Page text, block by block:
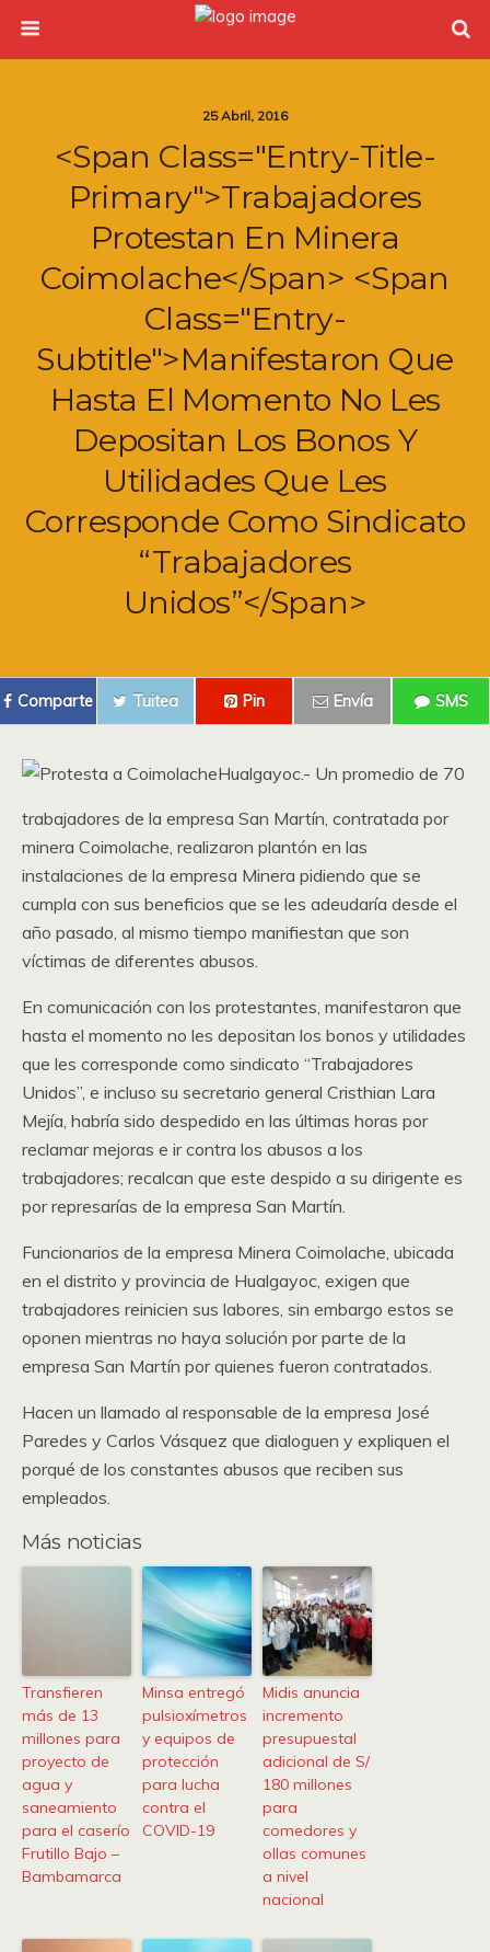
25 Abril, 2016
<span Class="entry-Title-
Primary">Trabajadores
Protestan En Minera
Coimolache</span> <span
Class="entry-
Subtitle">manifestaron Que
Hasta El Momento No Les
Depositan Los Bonos Y
Utilidades Que Les
Corresponde Como Sindicato
“Trabajadores
Unidos”</span>
Comparte Tuitea Pin Envía SMS
Hualgayoc.- Un promedio de 70
trabajadores de la empresa San Martín, contratada por
minera Coimolache, realizaron plantón en las
instalaciones de la empresa Minera pidiendo que se
cumpla con sus beneficios que se les adeudaría desde el
año pasado, al mismo tiempo manifiestan que son
víctimas de diferentes abusos.
En comunicación con los protestantes, manifestaron que
hasta el momento no les depositan los bonos y utilidades
que les corresponde como sindicato “Trabajadores
Unidos”, e incluso su secretario general Cristhian Lara
Mejía, habría sido despedido en las últimas horas por
reclamar mejoras e ir contra los abusos a los
trabajadores; recalcan que este despido a su dirigente es
por represarías de la empresa San Martín.
Funcionarios de la empresa Minera Coimolache, ubicada
en el distrito y provincia de Hualgayoc, exigen que
trabajadores reinicien sus labores, sin embargo estos se
oponen mientras no haya solución por parte de la
empresa San Martín por quienes fueron contratados.
Hacen un llamado al responsable de la empresa José
Paredes y Carlos Vásquez que dialoguen y expliquen el
porqué de los constantes abusos que reciben sus
empleados.
Más noticias
Transfieren
más de 13
millones para
proyecto de
agua y
saneamiento
para el caserío
Frutillo Bajo –
Bambamarca
Minsa entregó
pulsioxímetros
y equipos de
protección
para lucha
contra el
COVID-19
Midis anuncia
incremento
presupuestal
adicional de S/
180 millones
para
comedores y
ollas comunes
a nivel
nacional